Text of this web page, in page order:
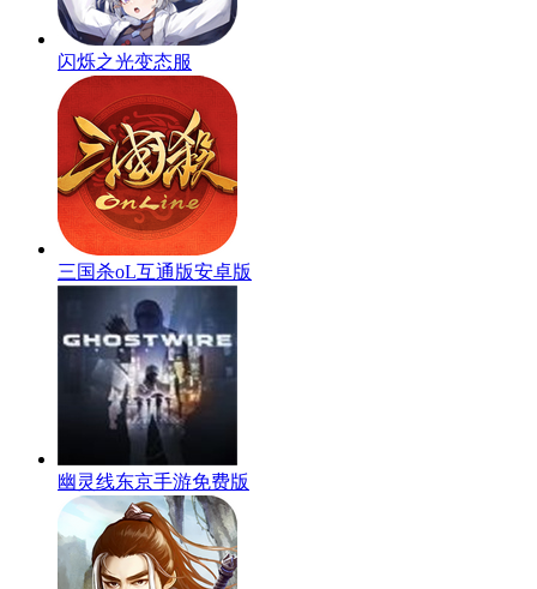
闪烁之光变态服
三国杀oL互通版安卓版
幽灵线东京手游免费版